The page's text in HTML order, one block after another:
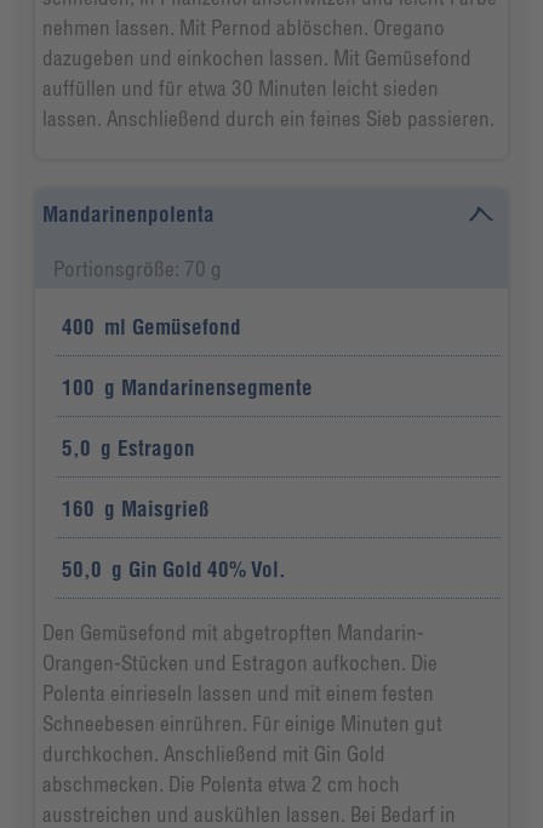
nehmen lassen. Mit Pernod ablöschen. Oregano
dazugeben und einkochen lassen. Mit Gemüsefond
auffüllen und für etwa 30 Minuten leicht sieden
lassen. Anschließend durch ein feines Sieb passieren.
Mandarinenpolenta
Portionsgröße: 70 g
400 ml Gemüsefond
100 g Mandarinensegmente
5,0 g Estragon
160 g Maisgrieß
50,0 g Gin Gold 40% Vol.
Den Gemüsefond mit abgetropften Mandarin-
Orangen-Stücken und Estragon aufkochen. Die
Polenta einrieseln lassen und mit einem festen
Schneebesen einrühren. Für einige Minuten gut
durchkochen. Anschließend mit Gin Gold
abschmecken. Die Polenta etwa 2 cm hoch
ausstreichen und auskühlen lassen. Bei Bedarf in